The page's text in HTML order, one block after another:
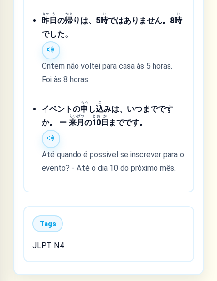
昨
きの
日
う
の帰
かえ
りは、5時
じ
ではありません。8時
じ
でした。
Ontem não voltei para casa às 5 horas.
Foi às 8 horas.
イベントの申
もう
し込
こ
みは、いつまでです
か。 ー来
らい
月
げつ
の1
と
0
お
日
か
までです。
Até quando é possível se inscrever para o
evento? - Até o dia 10 do próximo mês.
Tags
JLPT N4